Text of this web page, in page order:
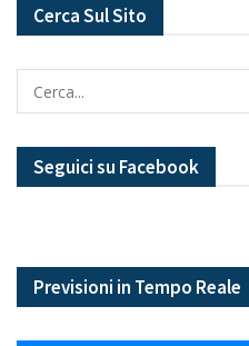
Cerca Sul Sito
Seguici su Facebook
Previsioni in Tempo Reale